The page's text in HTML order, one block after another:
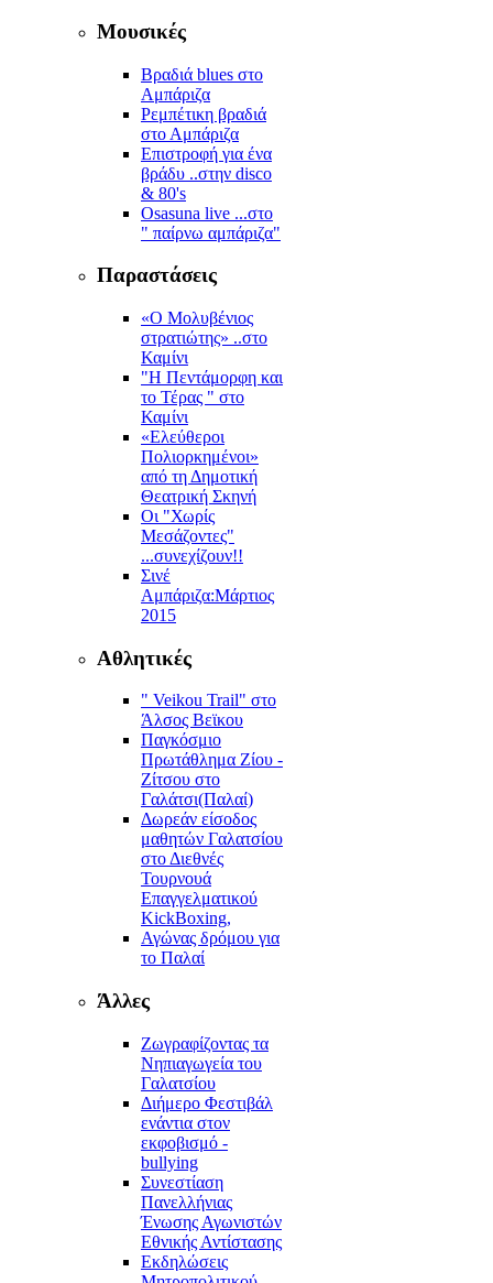
Μουσικές
Βραδιά blues στο
Αμπάριζα
Ρεμπέτικη βραδιά
στο Αμπάριζα
Επιστροφή για ένα
βράδυ ..στην disco
& 80's
Osasuna live ...στο
" παίρνω αμπάριζα"
Παραστάσεις
«Ο Μολυβένιος
στρατιώτης» ..στο
Καμίνι
"Η Πεντάμορφη και
το Τέρας " στο
Καμίνι
«Ελεύθεροι
Πολιορκημένοι»
από τη Δημοτική
Θεατρική Σκηνή
Οι "Χωρίς
Μεσάζοντες"
...συνεχίζουν!!
Σινέ
Αμπάριζα:Mάρτιος
2015
Αθλητικές
" Veikou Trail" στο
Άλσος Βεϊκου
Παγκόσμιο
Πρωτάθλημα Ζίου -
Ζίτσου στο
Γαλάτσι(Παλαί)
Δωρεάν είσοδος
μαθητών Γαλατσίου
στο Διεθνές
Τουρνουά
Επαγγελματικού
KickBoxing,
Αγώνας δρόμου για
το Παλαί
Άλλες
Ζωγραφίζοντας τα
Νηπιαγωγεία του
Γαλατσίου
Διήμερο Φεστιβάλ
ενάντια στον
εκφοβισμό -
bullying
Συνεστίαση
Πανελλήνιας
Ένωσης Αγωνιστών
Εθνικής Αντίστασης
Εκδηλώσεις